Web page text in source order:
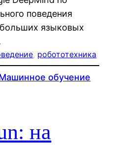
поведения
языковых
, робототехника
обучение
на